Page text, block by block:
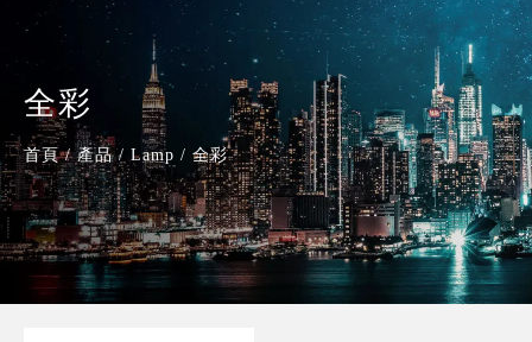
全彩
首頁 / 產品 / Lamp / 全彩